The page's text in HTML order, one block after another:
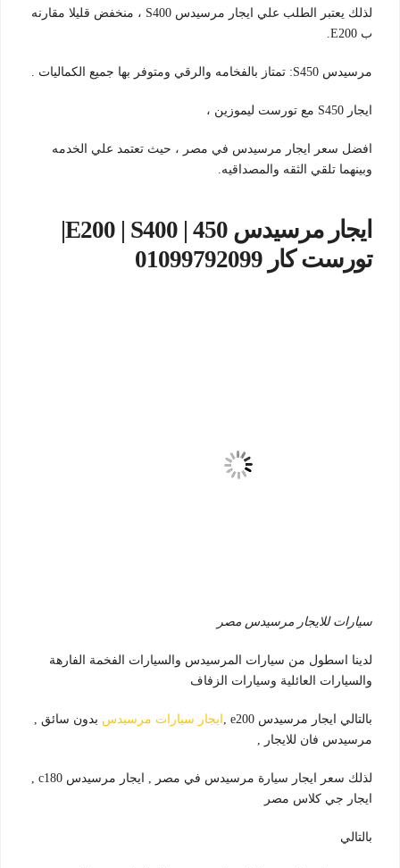
لذلك يعتبر الطلب علي ايجار مرسيدس S400 ، منخفض قليلا مقارنه
ب E200.
مرسيدس S450: تمتاز بالفخامه والرقي ومتوفر بها جميع الكماليات .
ايجار S450 مع تورست ليموزين ،
افضل سعر ايجار مرسيدس في مصر ، حيث تعتمد علي الخدمه
وبينهما تلقي الثقه والمصداقيه.
ايجار مرسيدس E200 | S400 | 450|
تورست كار 01099792099
سيارات للايجار مرسيدس مصر
لدينا اسطول من سيارات المرسيدس والسيارات الفخمة الفارهة
والسيارات العائلية وسيارات الزفاف
بالتالي ايجار مرسيدس e200 , ايجار سيارات مرسيدس بدون سائق ,
مرسيدس فان للايجار ,
لذلك سعر ايجار سيارة مرسيدس في مصر , ايجار مرسيدس c180 ,
ايجار جي كلاس مصر
بالتالي